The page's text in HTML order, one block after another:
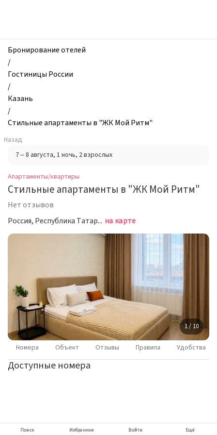
и
квартиры,
Стильные
апартаменты
в
"ЖК
Мой
Ритм",
Казань,
Россия
Бронирование отелей
/
Гостиницы России
/
Казань
/
Стильные апартаменты в "ЖК Мой Ритм"
Назад
7 – 8 августа, 1 ночь, 2 взрослых
Апартаменты/квартиры
Стильные апартаменты в "ЖК Мой Ритм"
Нет отзывов
Россия, Республика Татарстан (Татарстан), Казань, улица Петра Полушкина, 4 на карте
1 / 10
Номера Объект Отзывы Правила Удобства
Доступные номера
Поиск Избранное Войти Ещё